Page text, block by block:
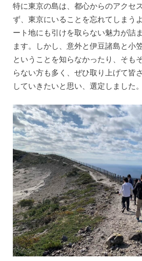
特に東京の島は、都心からのアクセ
ず、東京にいることを忘れてしまう
ート地にも引けを取らない魅力が詰
ます。しかし、意外と伊豆諸島と小
ということを知らなかったり、そも
らない方も多く、ぜひ取り上げて皆
していきたいと思い、選定しました。